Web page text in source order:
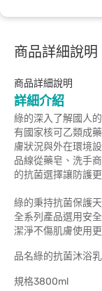
商品詳細說明
商品詳細說明
詳細介紹
綠的深入了解國人
有國家核可乙類成
膚狀況與外在環境
品線從藥皂、洗手
的抗菌選擇讓防護更
綠的秉持抗菌保護
全系列產品選用安
潔淨不傷肌膚使用
品名綠的抗菌沐浴
規格3800ml